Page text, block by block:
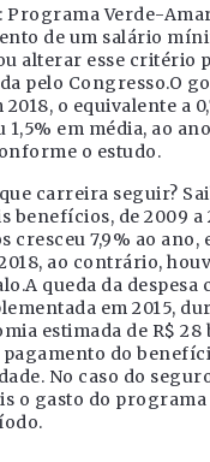
: Programa Verde-
de um salário
alterar esse critério
pelo Congresso.O
o equivalente a
em média, ao
o estudo.
carreira seguir?
benefícios, de 2009
cresceu 7,9% ao
ao contrário,
queda da
em 2015,
estimada de R$
do
No caso do
o gasto do